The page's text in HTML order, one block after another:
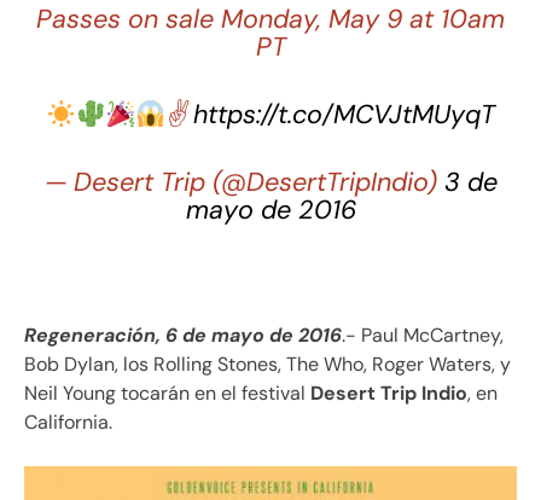
Passes on sale Monday, May 9 at 10am
PT
✌ https://t.co/MCVJtMUyqT
— Desert Trip (@DesertTripIndio) 3 de
mayo de 2016
Regeneración, 6 de mayo de 2016.- Paul McCartney,
Bob Dylan, los Rolling Stones, The Who, Roger Waters, y
Neil Young tocarán en el festival Desert Trip Indio, en
California.